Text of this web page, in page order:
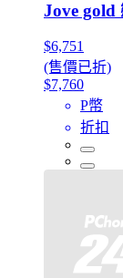
Jove gold
$6,751
(售價已折)
$7,760
P幣
折扣